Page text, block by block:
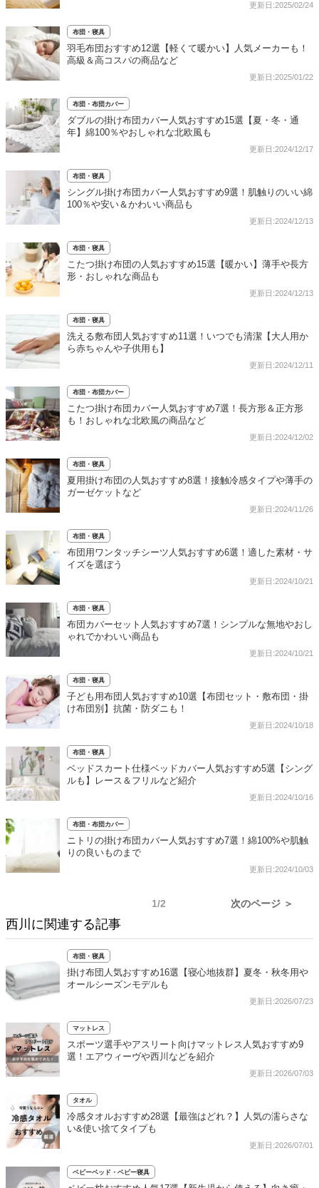
更新日:2025/02/24
布団・寝具
羽毛布団おすすめ12選【軽くて暖かい】人気メーカーも！
高級＆高コスパの商品など
更新日:2025/01/22
布団・布団カバー
ダブルの掛け布団カバー人気おすすめ15選【夏・冬・通
年】綿100％やおしゃれな北欧風も
更新日:2024/12/17
布団・寝具
シングル掛け布団カバー人気おすすめ9選！肌触りのいい綿
100％や安い＆かわいい商品も
更新日:2024/12/13
布団・寝具
こたつ掛け布団の人気おすすめ15選【暖かい】薄手や長方
形・おしゃれな商品も
更新日:2024/12/13
布団・寝具
洗える敷布団人気おすすめ11選！いつでも清潔【大人用か
ら赤ちゃんや子供用も】
更新日:2024/12/11
布団・布団カバー
こたつ掛け布団カバー人気おすすめ7選！長方形＆正方形
も！おしゃれな北欧風の商品など
更新日:2024/12/02
布団・寝具
夏用掛け布団の人気おすすめ8選！接触冷感タイプや薄手の
ガーゼケットなど
更新日:2024/11/26
布団・寝具
布団用ワンタッチシーツ人気おすすめ6選！適した素材・サ
イズを選ぼう
更新日:2024/10/21
布団・寝具
布団カバーセット人気おすすめ7選！シンプルな無地やおし
ゃれでかわいい商品も
更新日:2024/10/21
布団・寝具
子ども用布団人気おすすめ10選【布団セット・敷布団・掛
け布団別】抗菌・防ダニも！
更新日:2024/10/18
布団・寝具
ベッドスカート仕様ベッドカバー人気おすすめ5選【シング
ルも】レース＆フリルなど紹介
更新日:2024/10/16
布団・布団カバー
ニトリの掛け布団カバー人気おすすめ7選！綿100%や肌触
りの良いものまで
更新日:2024/10/03
1/2 次のページ ＞
西川に関連する記事
布団・寝具
掛け布団人気おすすめ16選【寝心地抜群】夏冬・秋冬用や
オールシーズンモデルも
更新日:2026/07/23
マットレス
スポーツ選手やアスリート向けマットレス人気おすすめ9
選！エアウィーヴや西川などを紹介
更新日:2026/07/03
タオル
冷感タオルおすすめ28選【最強はどれ？】人気の濡らさな
い&使い捨てタイプも
更新日:2026/07/01
ベビーベッド・ベビー寝具